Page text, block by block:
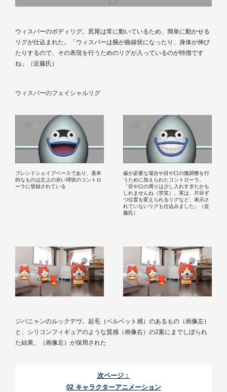
ウィスパーのボディリグ。尻尾は常に動いているため、簡単に動かせる
リグが仕込まれた。「ウィスパーは腕が曲線状になったり、身体が伸び
たりするので、その表現を行うためのリグが入っているのが特徴です
ね」（近藤氏）
ウィスパーのフェイシャルリグ
ブレンドシェイプベースであり、基本
的なものは左上の赤い球状のコントロ
ーラに登録されている
歯が必要な場合や目や口の微調整を行
うために加えられたコントローラ。
「目や口の周りは少し入れすぎたかも
しれませんね（苦笑）。実は、片目ず
つ位置を変えられるリグなど、表示さ
れていないリグも仕込みました」（近
藤氏）
ジバニャンのルックデヴ。起毛（ベルベット感）のあるもの（画像左）
と、シリコンフィギュアのような質感（画像右）の2案にまでしぼられ
た結果、（画像左）が採用された
次ページ：
02 キャラクターアニメーション